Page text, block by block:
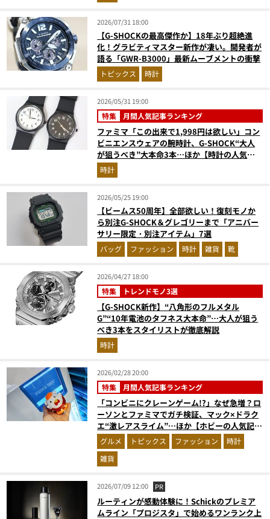
2026/07/31 18:00
【G-SHOCKの最高傑作か】18年ぶり超絶進
化！グラビティマスター新作が凄い。開発者が
語る「GWR-B3000」最新ムーブメントの衝撃
トピックス 時計
2026/05/31 19:00
特集 月間人気記事ランキング
ファミマ「この出来で1,998円は欲しい」コン
ビニエンスウェアの腕時計、G-SHOCK“大人
が狙うべき”大本命3本…ほか【時計の人気記
事ランキングベスト3】（2026年4月版）
時計
2026/05/25 19:00
【ビームス50周年】全部欲しい！復刻モノか
ら別注G-SHOCK＆グレゴリーまで「アニバー
サリー限定・別注アイテム」7選
バッグ ファッション 時計 雑貨 靴
2026/04/27 18:00
特集 トレンドモノ3選
【G-SHOCK新作】“八角形のフルメタル
G”“10年電池のタフネス大本命”…大人が狙う
べき3本をスタイリストが徹底解説
時計
2026/02/28 20:00
特集 月間人気記事ランキング
「コンビニにクレーンゲーム!?」なぜ急増？ロ
ーソンとファミマでガチ検証、マック×ドラク
エ“激レアスライム”…ほか【ホビーの人気記事
ランキングベスト3】（2026年1月版）
グルメ トピックス ファッション
時計
雑貨
2026/07/09 12:00 PR
ルーティンが感動体験に！Schickのプレミア
ムライン「プロジスタ」で始めるワンランク上